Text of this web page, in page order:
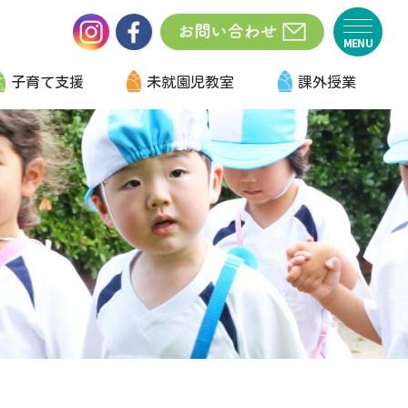
子育て支援 未就園児教室 課外授業